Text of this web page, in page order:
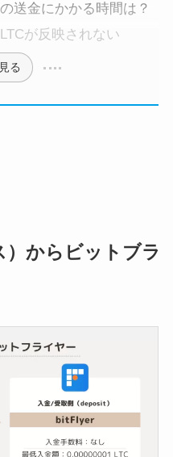
送金にかかる時間は？
が反映されない
る
からビットブラ